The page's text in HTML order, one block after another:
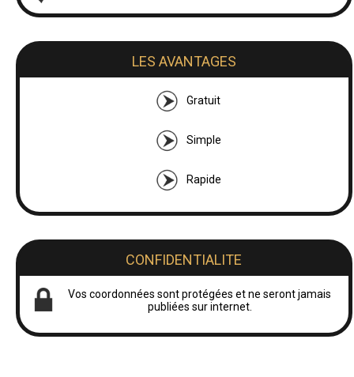
LES AVANTAGES
Gratuit
Simple
Rapide
CONFIDENTIALITE
Vos coordonnées sont protégées et ne seront jamais
publiées sur internet.